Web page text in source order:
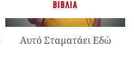
ΒΙΒΛΊΑ
Αυτό Σταματάει Εδώ